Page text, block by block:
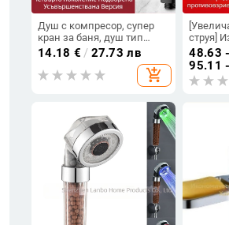
Душ с компресор, супер
кран за баня, душ тип
дъжд, бойлер за вана,
комплект душове на едро
14.18 € / 27.73 лв
add_shopping_cart
струя]
голяма
вана,
48.63
95.11